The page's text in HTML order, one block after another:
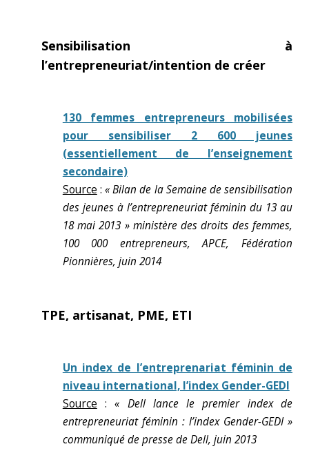
Sensibilisation à
l’entrepreneuriat/intention de créer
130 femmes entrepreneurs mobilisées
pour sensibiliser 2 600 jeunes
(essentiellement de l’enseignement
secondaire)
Source :« Bilan de la Semaine de sensibilisation
des jeunes à l’entrepreneuriat féminin du 13 au
18 mai 2013 » ministère des droits des femmes,
100 000 entrepreneurs, APCE, Fédération
Pionnières, juin 2014
TPE, artisanat, PME, ETI
Un index de l’entreprenariat féminin de
niveau international, l’index Gender-GEDI
Source :« Dell lance le premier index de
entrepreneuriat féminin : l’index Gender-GEDI »
communiqué de presse de Dell, juin 2013